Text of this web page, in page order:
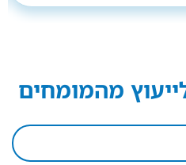
מהמומחים